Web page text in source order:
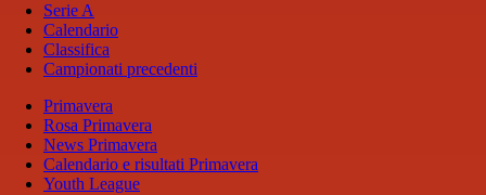
Serie A
Calendario
Classifica
Campionati precedenti
Primavera
Rosa Primavera
News Primavera
Calendario e risultati Primavera
Youth League